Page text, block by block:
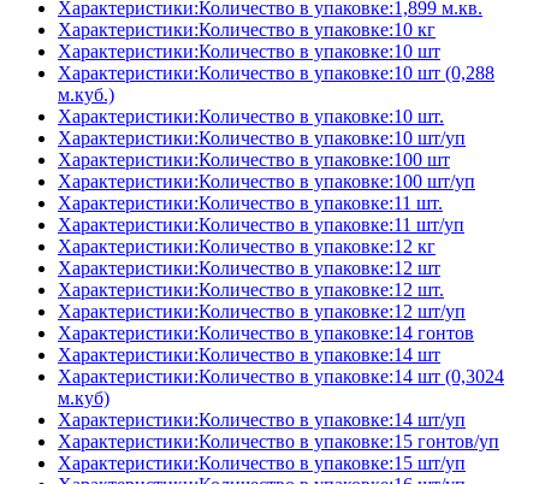
Характеристики:Количество в упаковке:1,899 м.кв.
Характеристики:Количество в упаковке:10 кг
Характеристики:Количество в упаковке:10 шт
Характеристики:Количество в упаковке:10 шт (0,288
м.куб.)
Характеристики:Количество в упаковке:10 шт.
Характеристики:Количество в упаковке:10 шт/уп
Характеристики:Количество в упаковке:100 шт
Характеристики:Количество в упаковке:100 шт/уп
Характеристики:Количество в упаковке:11 шт.
Характеристики:Количество в упаковке:11 шт/уп
Характеристики:Количество в упаковке:12 кг
Характеристики:Количество в упаковке:12 шт
Характеристики:Количество в упаковке:12 шт.
Характеристики:Количество в упаковке:12 шт/уп
Характеристики:Количество в упаковке:14 гонтов
Характеристики:Количество в упаковке:14 шт
Характеристики:Количество в упаковке:14 шт (0,3024
м.куб)
Характеристики:Количество в упаковке:14 шт/уп
Характеристики:Количество в упаковке:15 гонтов/уп
Характеристики:Количество в упаковке:15 шт/уп